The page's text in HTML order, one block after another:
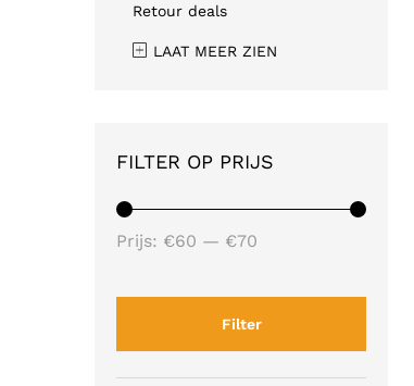
Retour deals
LAAT MEER ZIEN
FILTER OP PRIJS
Filter
Prijs: €60 — €70